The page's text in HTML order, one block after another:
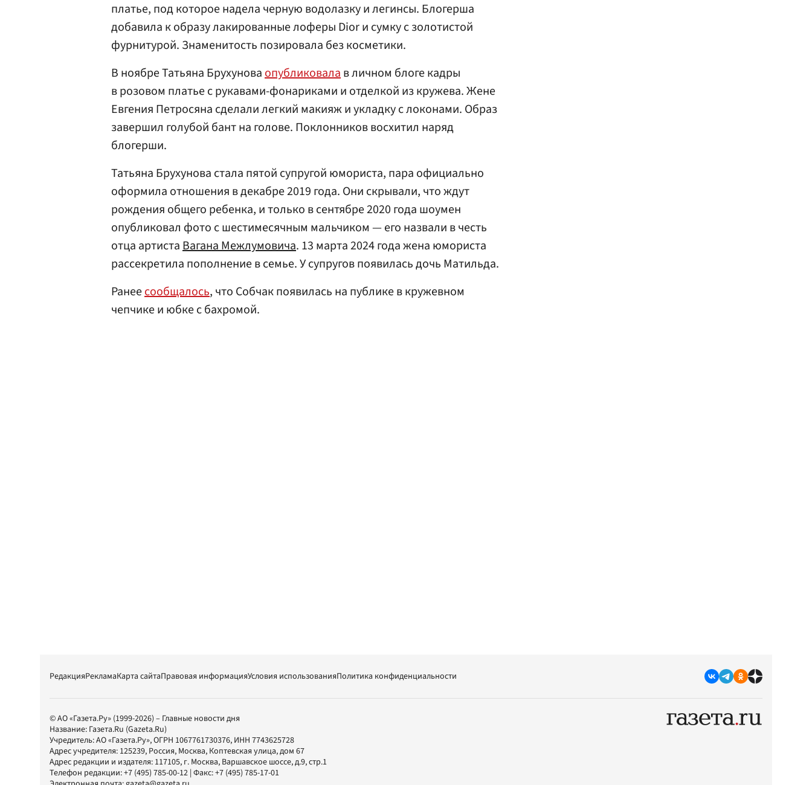
платье, под которое надела черную водолазку и легинсы. Блогерша
добавила к образу лакированные лоферы Dior и сумку с золотистой
фурнитурой. Знаменитость позировала без косметики.
В ноябре Татьяна Брухуноваопубликовалав личном блоге кадры
в розовом платье с рукавами-фонариками и отделкой из кружева. Жене
Евгения Петросяна сделали легкий макияж и укладку с локонами. Образ
завершил голубой бант на голове. Поклонников восхитил наряд
блогерши.
Татьяна Брухунова стала пятой супругой юмориста, пара официально
оформила отношения в декабре 2019 года. Они скрывали, что ждут
рождения общего ребенка, и только в сентябре 2020 года шоумен
опубликовал фото с шестимесячным мальчиком — его назвали в честь
отца артистаВагана Межлумовича. 13 марта 2024 года жена юмориста
рассекретила пополнение в семье. У супругов появилась дочь Матильда.
Ранеесообщалось, что Собчак появилась на публике в кружевном
чепчике и юбке с бахромой.
РедакцияРекламаКарта сайтаПравовая информацияУсловия использованияПолитика конфиденциальности
© АО «Газета.Ру» (1999-2026) – Главные новости дня
Название: Газета.Ru (Gazeta.Ru)
Учредитель:АО «Газета.Ру», ОГРН 1067761730376, ИНН 7743625728
Адрес учредителя: 125239, Россия, Москва, Коптевская улица, дом 67
Адрес редакции и издателя: 117105, г. Москва, Варшавское шоссе, д.9, стр.1
Телефон редакции:+7 (495) 785-00-12 | Факс:+7 (495) 785-17-01